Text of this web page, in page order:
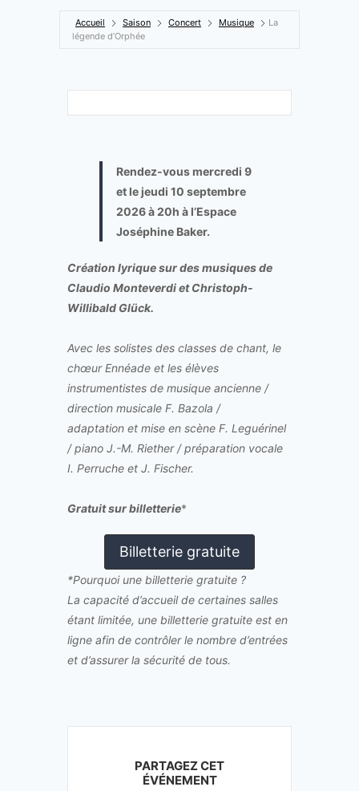
Accueil Saison Concert Musique
La
légende d’Orphée
Rendez-vous mercredi 9
et le jeudi 10 septembre
2026 à 20h à l’Espace
Joséphine Baker.
Création lyrique sur des musiques de
Claudio Monteverdi et Christoph-
Willibald Glück.
Avec les solistes des classes de chant, le
chœur Ennéade et les élèves
instrumentistes de musique ancienne /
direction musicale F. Bazola /
adaptation et mise en scène F. Leguérinel
/ piano J.-M. Riether / préparation vocale
I. Perruche et J. Fischer.
Gratuit sur billetterie*
Billetterie gratuite
*Pourquoi une billetterie gratuite ?
La capacité d’accueil de certaines salles
étant limitée, une billetterie gratuite est en
ligne afin de contrôler le nombre d’entrées
et d’assurer la sécurité de tous.
PARTAGEZ CET
ÉVÉNEMENT